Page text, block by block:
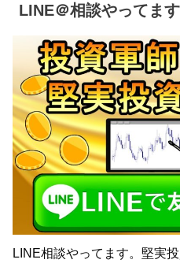
LINE＠相談やってま
LINE相談やってます。堅実